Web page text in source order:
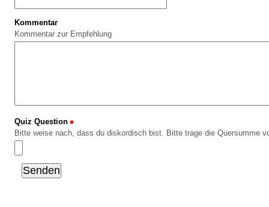
Kommentar
Kommentar zur Empfehlung
Quiz Question
Bitte weise nach, dass du diskordisch bist. Bitte trage die Quersumme